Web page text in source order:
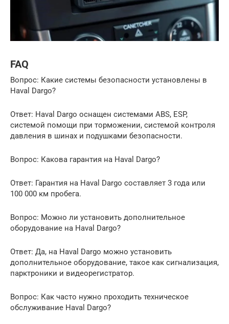
FAQ
Вопрос: Какие системы безопасности установлены в
Haval Dargo?
Ответ: Haval Dargo оснащен системами ABS, ESP,
системой помощи при торможении, системой контроля
давления в шинах и подушками безопасности.
Вопрос: Какова гарантия на Haval Dargo?
Ответ: Гарантия на Haval Dargo составляет 3 года или
100 000 км пробега.
Вопрос: Можно ли установить дополнительное
оборудование на Haval Dargo?
Ответ: Да, на Haval Dargo можно установить
дополнительное оборудование, такое как сигнализация,
парктроники и видеорегистратор.
Вопрос: Как часто нужно проходить техническое
обслуживание Haval Dargo?